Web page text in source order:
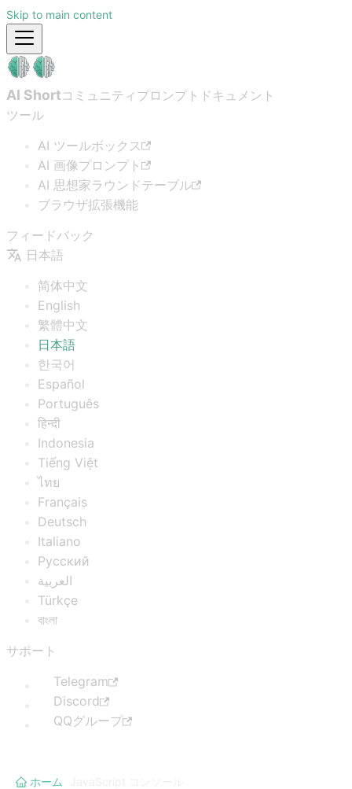
Skip to main content
AI Short コミュニティプロンプト ドキュメント
ツール
AI ツールボックス
AI 画像プロンプト
AI 思想家ラウンドテーブル
ブラウザ拡張機能
フィードバック
日本語
简体中文
English
繁體中文
日本語
한국어
Español
Português
हिन्दी
Indonesia
Tiếng Việt
ไทย
Français
Deutsch
Italiano
Русский
العربية
Türkçe
বাংলা
サポート
Telegram
Discord
QQグループ
ホーム